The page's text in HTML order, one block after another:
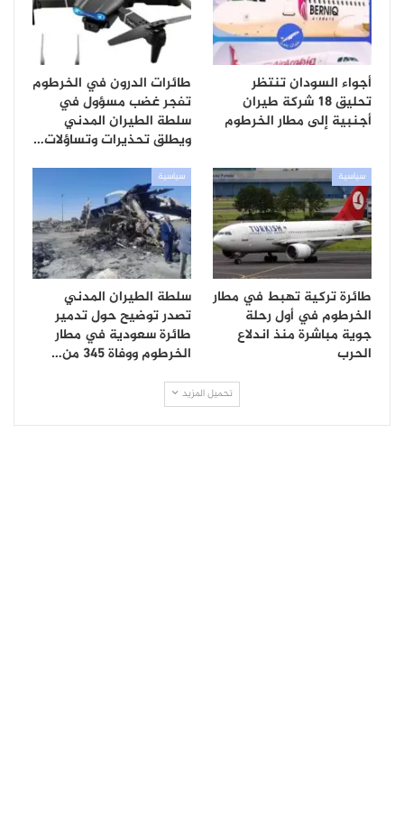
أجواء السودان تنتظر
تحليق 18 شركة طيران
أجنبية إلى مطار الخرطوم
طائرات الدرون في الخرطوم
تفجر غضب مسؤول في
سلطة الطيران المدني
ويطلق تحذيرات وتساؤلات…
سياسية
طائرة تركية تهبط في مطار
الخرطوم في أول رحلة
جوية مباشرة منذ اندلاع
الحرب
سياسية
سلطة الطيران المدني
تصدر توضيح حول تدمير
طائرة سعودية في مطار
الخرطوم ووفاة 345 من…
تحميل المزيد